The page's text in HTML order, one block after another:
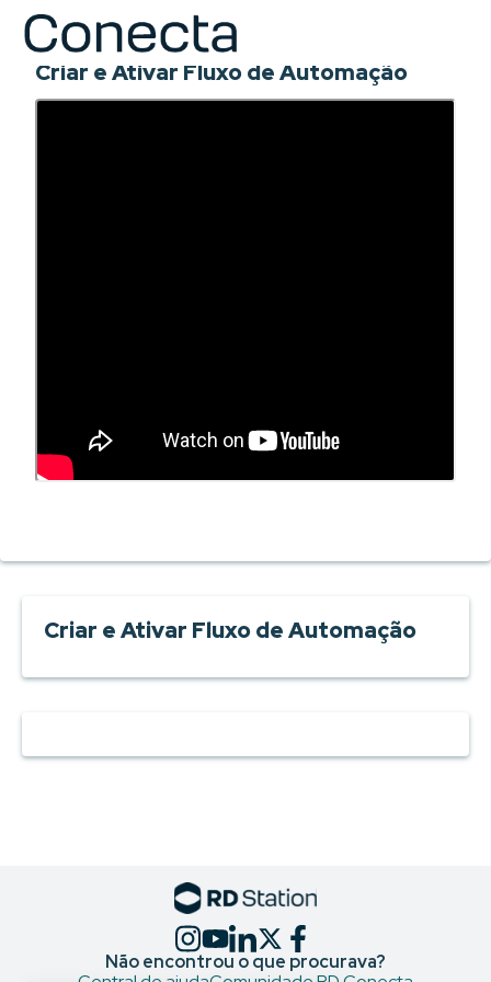
COURSE
Criar e Ativar Fluxo de Automação
Criar e Ativar Fluxo de Automação
Não encontrou o que procurava?